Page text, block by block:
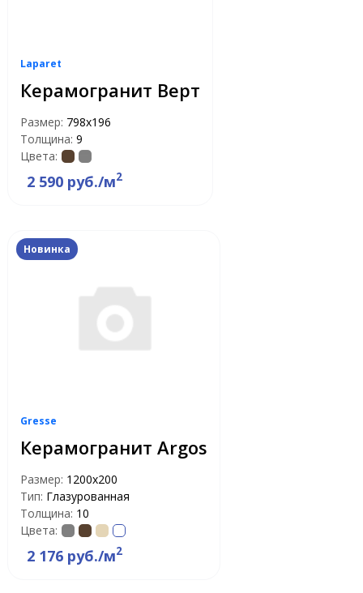
Laparet
Керамогранит Верт
Размер: 798x196
Толщина: 9
Цвета:
2 590 руб./м2
Новинка
Gresse
Керамогранит Argos
Размер: 1200х200
Тип: Глазурованная
Толщина: 10
Цвета:
2 176 руб./м2